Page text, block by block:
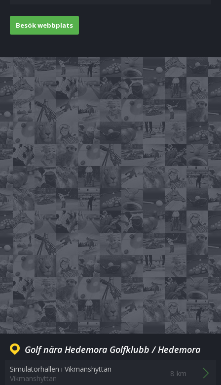
Besök webbplats
Golf nära Hedemora Golfklubb / Hedemora
Simulatorhallen i Vikmanshyttan
Vikmanshyttan
8 km